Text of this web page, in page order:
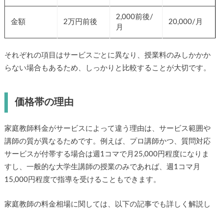
金額 2万円前後
2,000前後/
月
20,000/月
それぞれの項目はサービスごとに異なり、授業料のみしかかか
らない場合もあるため、しっかりと比較することが大切です。
価格帯の理由
家庭教師料金がサービスによって違う理由は、サービス範囲や
講師の質が異なるためです。例えば、プロ講師かつ、質問対応
サービスが付帯する場合は週1コマで月25,000円程度になりま
すし、一般的な大学生講師の授業のみであれば、週1コマ月
15,000円程度で指導を受けることもできます。
家庭教師の料金相場に関しては、以下の記事でも詳しく解説し